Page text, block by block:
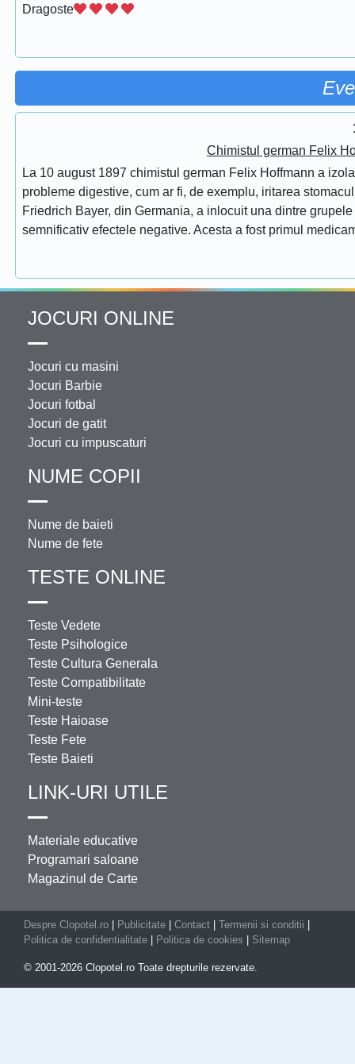
Dragoste
Chimistul german Felix
La 10 august 1897 chimistul german Felix Hoffmann a
probleme digestive, cum ar fi, de exemplu, iritarea
Friedrich Bayer, din Germania, a inlocuit una dintre
semnificativ efectele negative. Acesta a fost primul
JOCURI ONLINE
Jocuri cu masini
Jocuri Barbie
Jocuri fotbal
Jocuri de gatit
Jocuri cu impuscaturi
NUME COPII
Nume de baieti
Nume de fete
TESTE ONLINE
Teste Vedete
Teste Psihologice
Teste Cultura Generala
Teste Compatibilitate
Mini-teste
Teste Haioase
Teste Fete
Teste Baieti
LINK-URI UTILE
Materiale educative
Programari saloane
Magazinul de Carte
Despre Clopotel.ro Publicitate Contact Termenii si conditii
Politica de confidentialitate
Politica de cookies Sitemap
© 2001-2026 Clopotel.ro Toate drepturile rezervate.